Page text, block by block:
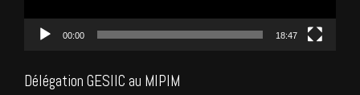
00:00 18:47
Délégation GESIIC au MIPIM